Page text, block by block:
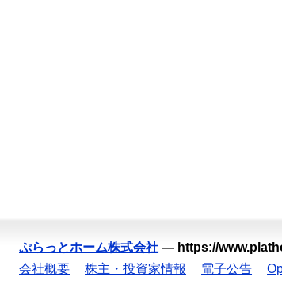
ぷらっとホーム株式会社 — https://
会社概要
株主・投資家情報 電子公告